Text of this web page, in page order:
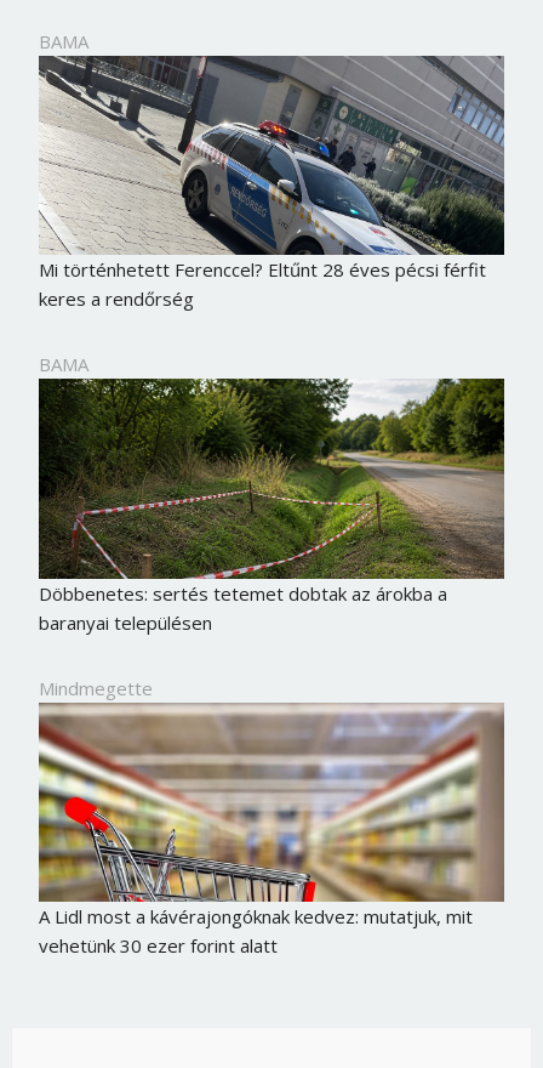
BAMA
Mi történhetett Ferenccel? Eltűnt 28 éves pécsi férfit
keres a rendőrség
BAMA
Döbbenetes: sertés tetemet dobtak az árokba a
baranyai településen
Mindmegette
A Lidl most a kávérajongóknak kedvez: mutatjuk, mit
vehetünk 30 ezer forint alatt